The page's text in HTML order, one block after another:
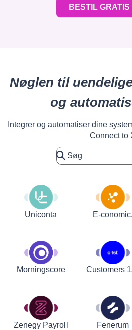
BESTIL GRATIS
Nøglen til
og
Integrer og automatiser dine
Connect to
Uniconta E-conomic.
Morningscore Customers
Zenegy Payroll Fenerum